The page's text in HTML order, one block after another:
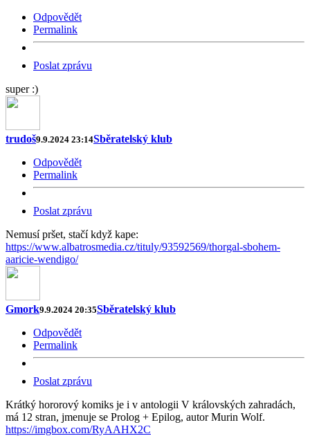
Odpovědět
Permalink
Poslat zprávu
super :)
trudoš9.9.2024 23:14Sběratelský klub
Odpovědět
Permalink
Poslat zprávu
Nemusí pršet, stačí když kape:
https://www.albatrosmedia.cz/tituly/93592569/thorgal-sbohem-
aaricie-wendigo/
Gmork9.9.2024 20:35Sběratelský klub
Odpovědět
Permalink
Poslat zprávu
Krátký hororový komiks je i v antologii V královských zahradách,
má 12 stran, jmenuje se Prolog + Epilog, autor Murin Wolf.
https://imgbox.com/RyAAHX2C